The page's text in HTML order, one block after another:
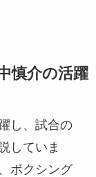
慎介の活躍
し、試合の
していま
ボクシング